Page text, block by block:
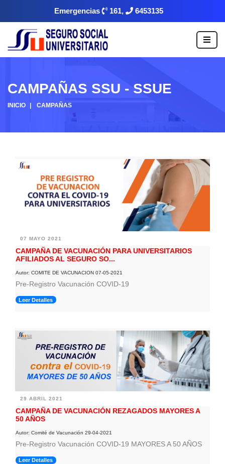
Emergencias 161, 6453135
CAMPAÑAS SSU - SSUE
INICIO CAMPAÑAS
07 MAYO 2021
CAMPAÑA DE VACUNACIÓN PARA UNIVERSITARIOS
AFILIADOS AL SEGURO SO...
Autor: COMITE DE VACUNACION 07-05-2021
Pre-Registro Vacunación COVID-19
Leer Detalles
29 ABRIL 2021
CAMPAÑA DE VACUNACIÓN REZAGADOS MAYORES A
50 AÑOS
Autor: Comité de Vacunación 29-04-2021
Pre-Registro Vacunación COVID-19 MAYORES A 50 AÑOS
Leer Detalles